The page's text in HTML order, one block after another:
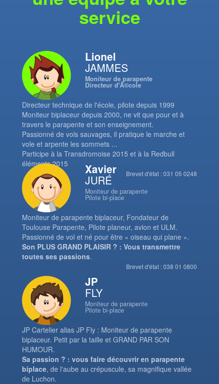
service
Lionel
JAMMES
Moniteur de parapente
Directeur d'Ã©cole
Directeur technique de l'école, pilote depuis 1999
Moniteur biplaceur depuis 2000, ne vit que pour et à
travers le parapente et son enseignement.
Passionné de vols sauvages, il pratique le marche et
vole et arpente les sommets ...
Participe à la Transdromoise 2015 et à la Redbull
éléments 2015
Brevet d'état : 031 05 0248
Xavier
JURÉ
Moniteur de parapente
Pilote bi-place
Moniteur de parapente biplaceur, Fondateur de
Toulouse Parapente, Pilote planeur, avion et ULM.
Passionné de vol et né pour être « oiseau qui plane ».
Son PLUS GRAND PLAISIR ? : Vous transmettre
toutes ses passions.
Brevet d'état : 038 01 0800
JP
FLY
Moniteur de parapente
Pilote bi-place
JP Cartelier alias JP Fly : Moniteur de parapente
biplaceur. Petit par la taille et GRAND PAR SON
HUMOUR.
Sa passion ? : vous faire découvrir en parapente
biplace, de l'aube au crépuscule, sa magnifique vallée
de Luchon.